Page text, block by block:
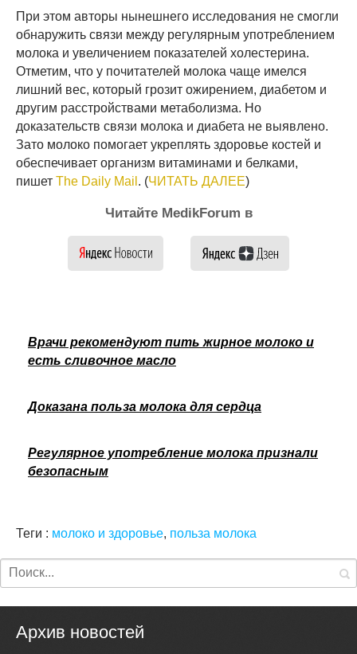
При этом авторы нынешнего исследования не смогли
обнаружить связи между регулярным употреблением
молока и увеличением показателей холестерина.
Отметим, что у почитателей молока чаще имелся
лишний вес, который грозит ожирением, диабетом и
другим расстройствами метаболизма. Но
доказательств связи молока и диабета не выявлено.
Зато молоко помогает укреплять здоровье костей и
обеспечивает организм витаминами и белками,
пишет The Daily Mail . (ЧИТАТЬ ДАЛЕЕ)
Читайте MedikForum в
Врачи рекомендуют пить жирное молоко и
есть сливочное масло
Доказана польза молока для сердца
Регулярное употребление молока признали
безопасным
Теги : молоко и здоровье, польза молока
Архив новостей